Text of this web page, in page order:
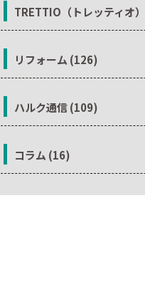
TRETTIO（トレッティオ
リフォーム (126)
ハルク通信 (109)
コラム (16)